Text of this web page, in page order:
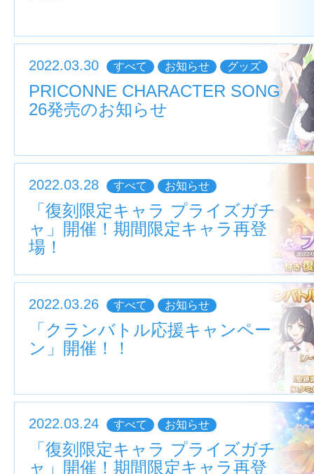
2022.03.30 すべて お知らせ グッズ
PRICONNE CHARACTER SONG
26発売のお知らせ
2022.03.28 すべて お知らせ
「復刻限定キャラ プライズガチ
ャ」開催！期間限定キャラ再登
場！
2022.03.26 すべて お知らせ
「クランバトル応援キャンペー
ン」開催！！
2022.03.24 すべて お知らせ
「復刻限定キャラ プライズガチ
ャ」開催！期間限定キャラ再登